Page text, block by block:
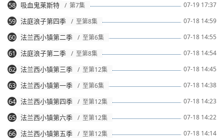
07-19 17:37
58 吸血鬼莱斯特 / 第7集
07-18 14:59
59 法庭浪子第四季 / 至第8集
07-18 14:55
60 法兰西小镇第二季 / 至第6集
07-18 14:54
61 法庭浪子第二季 / 至第8集
07-18 14:45
62 法兰西小镇第三季 / 至第12集
07-18 14:38
63 法兰西小镇第一季 / 至第6集
07-18 14:23
64 法兰西小镇第四季 / 至第12集
07-18 14:22
65 法兰西小镇第六季 / 至第12集
07-18 14:14
66 法兰西小镇第五季 / 至第12集